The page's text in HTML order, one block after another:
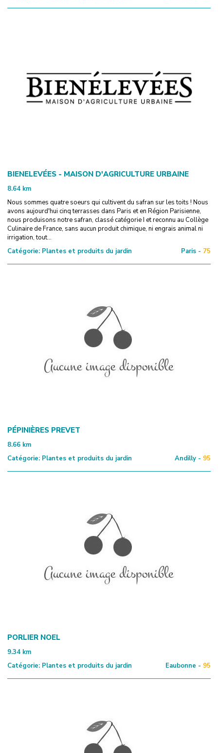
BIENELEVÉES - MAISON D'AGRICULTURE URBAINE
8.64 km
Nous sommes quatre soeurs qui cultivent du safran sur les toits ! Nous
avons aujourd'hui cinq terrasses dans Paris et en Région Parisienne,
nous produisons notre safran, classé catégorie I et reconnu au Collège
Culinaire de France, sans aucun produit chimique, ni engrais animal ni
irrigation, tout...
Catégorie: Plantes et produits du jardin Paris - 75
PÉPINIÈRES PREVET
8.66 km
Catégorie: Plantes et produits du jardin Andilly - 95
PORLIER NOEL
9.34 km
Catégorie: Plantes et produits du jardin Eaubonne - 95